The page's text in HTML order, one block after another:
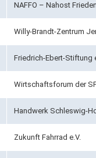
NAFFO – Nahost
Willy-Brandt-Zentrum
Friedrich-Ebert-Stiftung
Wirtschaftsforum der
Handwerk Schleswig-
Zukunft Fahrrad e.V.